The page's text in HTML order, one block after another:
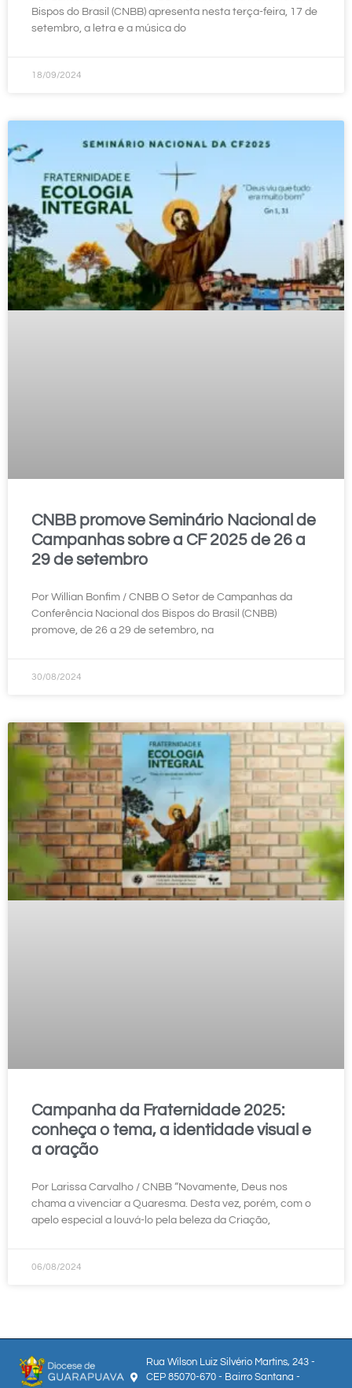
Bispos do Brasil (CNBB) apresenta nesta terça-feira, 17 de
setembro, a letra e a música do
18/09/2024
CNBB promove Seminário Nacional de
Campanhas sobre a CF 2025 de 26 a
29 de setembro
Por Willian Bonfim / CNBB O Setor de Campanhas da
Conferência Nacional dos Bispos do Brasil (CNBB)
promove, de 26 a 29 de setembro, na
30/08/2024
Campanha da Fraternidade 2025:
conheça o tema, a identidade visual e
a oração
Por Larissa Carvalho / CNBB “Novamente, Deus nos
chama a vivenciar a Quaresma. Desta vez, porém, com o
apelo especial a louvá-lo pela beleza da Criação,
06/08/2024
Rua Wilson Luiz Silvério Martins, 243 -
CEP 85070-670 - Bairro Santana -